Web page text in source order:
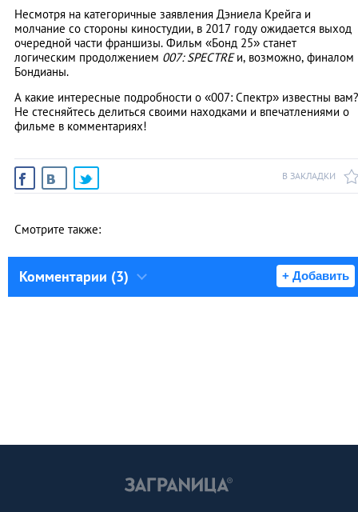
Несмотря на категоричные заявления Дэниела Крейга и
молчание со стороны киностудии, в 2017 году ожидается выход
очередной части франшизы. Фильм «Бонд 25» станет
логическим продолжением 007: SPECTREи, возможно, финалом
Бондианы.
А какие интересные подробности о «007: Спектр» известны вам?
Не стесняйтесь делиться своими находками и впечатлениями о
фильме в комментариях!
В ЗАКЛАДКИ
Смотрите также:
Комментарии (3) + Добавить